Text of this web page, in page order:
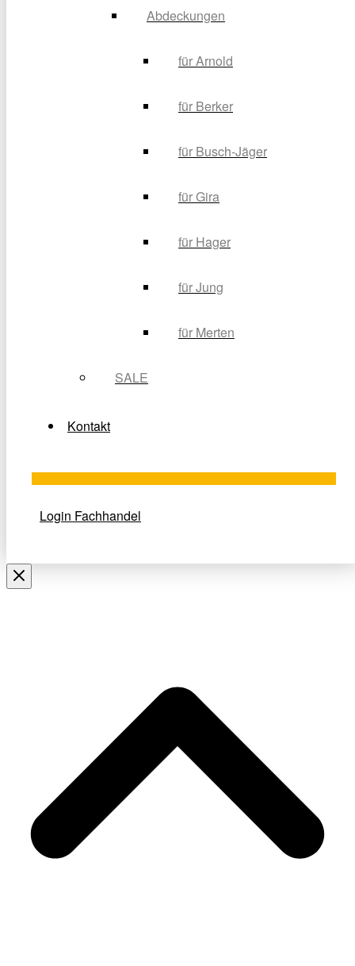
Abdeckungen
für Arnold
für Berker
für Busch-Jäger
für Gira
für Hager
für Jung
für Merten
SALE
Kontakt
Login Fachhandel